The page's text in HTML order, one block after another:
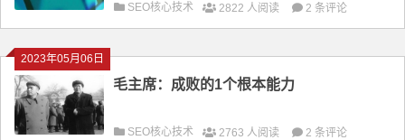
SEO核心技术 2822 人阅读 2 条评论
2023年05月06日
毛主席：成败的1个根本能力
SEO核心技术 2763 人阅读 2 条评论